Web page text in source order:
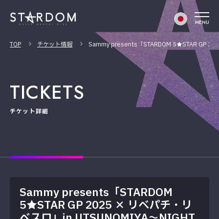
MENU
TOP チケット情報 Sammy presents「STARDOM 5★STAR GP
TICKETS
チケット詳細
Sammy presents「STARDOM
5★STAR GP 2025 × リベパチ・リ